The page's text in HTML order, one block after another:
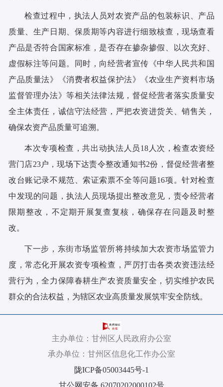
检查过程中，执法人员对农资产品的包装标识、产品
质量、生产日期、保质期等内容进行细致核查，现场查看
产品是否符合国家标准，是否存在掺杂掺假、以次充好、
虚假标注等问题。同时，向经营者宣传《中华人民共和国
产品质量法》《消费者权益保护法》《农业生产资料市场
监督管理办法》等相关法律法规，督促经营者落实质量安
全主体责任，诚信守法经营，严把农资进货关、销售关，
确保农资产品质量可追溯。
本次专项检查，共出动执法人员18人次，检查农资经
营门店23户，现场下达责令整改通知书2份，督促经营者整
改台账记录不规范、索证索票不全等问题16项。针对检查
中发现的问题，执法人员现场提出整改意见，责令经营者
限期整改，不定期开展复查复核，确保存在问题及时整
改。
下一步，东街市场监管所将持续加大农资市场监管力
度，常态化开展农资专项检查，严厉打击各类农资违法经
营行为，全力保障春耕生产农资质量安全，切实维护农民
群众的合法权益，为辖区农业高质量发展筑牢安全防线。
主办单位：甘州区人民政府办公室
承办单位：甘州区信息化工作办公室
陇ICP备05003445号-1
甘公网安备 62070202000102号